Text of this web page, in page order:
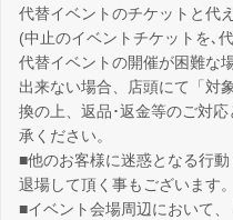
代替イベントのチケットと代
(中止のイベントチケットを､
代替イベントの開催が困難な
出来ない場合、店頭にて「対
換の上、返品･返金等のご対
承ください。
■他のお客様に迷惑となる行
退場して頂く事もございます
■イベント会場周辺において